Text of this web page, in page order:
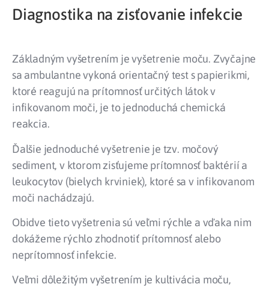
Diagnostika na zisťovanie infekcie
Základným vyšetrením je vyšetrenie moču. Zvyčajne
sa ambulantne vykoná orientačný test s papierikmi,
ktoré reagujú na prítomnosť určitých látok v
infikovanom moči, je to jednoduchá chemická
reakcia.
Ďalšie jednoduché vyšetrenie je tzv. močový
sediment, v ktorom zisťujeme prítomnosť baktérií a
leukocytov (bielych krviniek), ktoré sa v infikovanom
moči nachádzajú.
Obidve tieto vyšetrenia sú veľmi rýchle a vďaka nim
dokážeme rýchlo zhodnotiť prítomnosť alebo
neprítomnosť infekcie.
Veľmi dôležitým vyšetrením je kultivácia moču,